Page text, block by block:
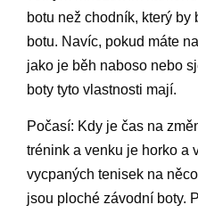
botu než chodník, který
botu. Navíc, pokud máte
jako je běh naboso nebo
boty tyto vlastnosti mají.
Počasí: Kdy je čas na
trénink a venku je horko a
vycpaných tenisek na
jsou ploché závodní boty.